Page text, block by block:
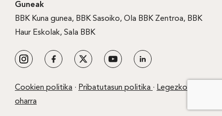
Guneak
BBK Kuna gunea, BBK Sasoiko, Ola BBK Zentroa, BBK
Haur Eskolak, Sala BBK
Cookien politika· Pribatutasun politika · Legezko
oharra